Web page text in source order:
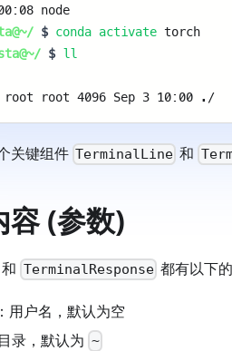
node
$ conda activate torch
$ ll
root 4096 Sep 3 10:00 ./
关键组件 TerminalLine 和
容 (参数)
和 TerminalResponse 都有以下
：用户名，默认为空
录，默认为 ~